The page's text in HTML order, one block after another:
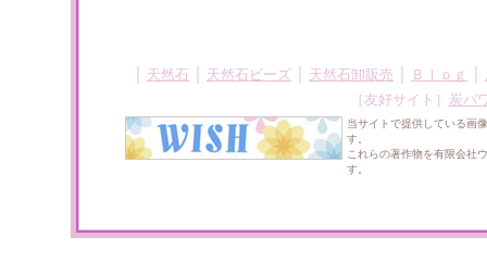
天然石 天然石ビーズ 天然石卸販売 Ｂｌｏｇ
［友好サイト］ 炭パ
当サイトで提供している画
す。
これらの著作物を有限会社
す。